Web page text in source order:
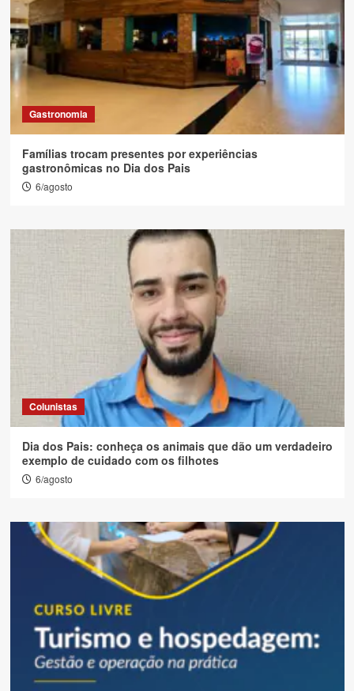
Gastronomia
Famílias trocam presentes por experiências
gastronômicas no Dia dos Pais
6/agosto
Colunistas
Dia dos Pais: conheça os animais que dão um verdadeiro
exemplo de cuidado com os filhotes
6/agosto